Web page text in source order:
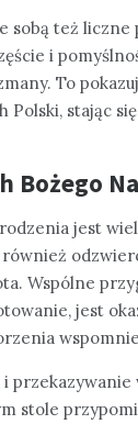
sobą też
i
To
stając
Bożego
jest
Wspólne
jest
stole